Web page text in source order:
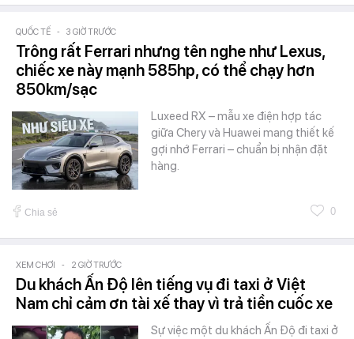
QUỐC TẾ - 3 GIỜ TRƯỚC
Trông rất Ferrari nhưng tên nghe như Lexus,
chiếc xe này mạnh 585hp, có thể chạy hơn
850km/sạc
Luxeed RX – mẫu xe điện hợp tác
giữa Chery và Huawei mang thiết kế
gợi nhớ Ferrari – chuẩn bị nhận đặt
hàng.
Chia sẻ 0
XEM CHƠI - 2 GIỜ TRƯỚC
Du khách Ấn Độ lên tiếng vụ đi taxi ở Việt
Nam chỉ cảm ơn tài xế thay vì trả tiền cuốc xe
Sự việc một du khách Ấn Độ đi taxi ở